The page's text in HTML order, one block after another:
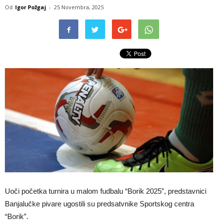
Od Igor Požgaj - 25 Novembra, 2025
Uoči početka turnira u malom fudbalu “Borik 2025”, predstavnici
Banjalučke pivare ugostili su predsatvnike Sportskog centra
“Borik”.